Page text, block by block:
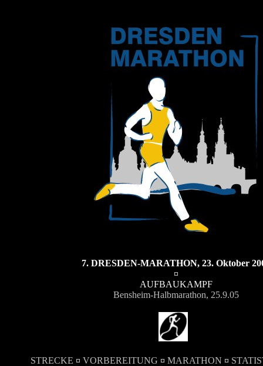
7. DRESDEN-MARATHON, 23. Oktober
¤
AUFBAUKAMPF
Bensheim-Halbmarathon, 25.9.05
STRECKE ¤ VORBEREITUNG ¤ MARATHON ¤